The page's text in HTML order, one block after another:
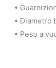
•
• Diametro
• Peso a